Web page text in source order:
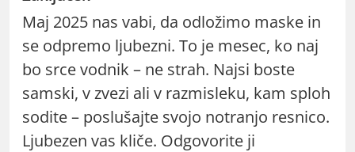
Maj 2025 nas vabi, da odložimo maske in
se odpremo ljubezni. To je mesec, ko naj
bo srce vodnik – ne strah. Najsi boste
samski, v zvezi ali v razmisleku, kam sploh
sodite – poslušajte svojo notranjo resnico.
Ljubezen vas kliče. Odgovorite ji